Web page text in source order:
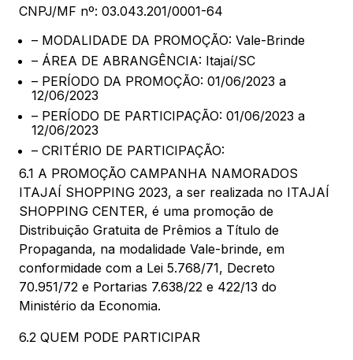
Vitrine virtual
CNPJ/MF nº: 03.043.201/0001-64
– MODALIDADE DA PROMOÇÃO: Vale-Brinde
– ÁREA DE ABRANGÊNCIA: Itajaí/SC
– PERÍODO DA PROMOÇÃO: 01/06/2023 a
12/06/2023
– PERÍODO DE PARTICIPAÇÃO: 01/06/2023 a
12/06/2023
– CRITÉRIO DE PARTICIPAÇÃO:
6.1 A PROMOÇÃO CAMPANHA NAMORADOS
ITAJAÍ SHOPPING 2023, a ser realizada no ITAJAÍ
SHOPPING CENTER, é uma promoção de
Distribuição Gratuita de Prêmios a Título de
Propaganda, na modalidade Vale-brinde, em
conformidade com a Lei 5.768/71, Decreto
70.951/72 e Portarias 7.638/22 e 422/13 do
Ministério da Economia.
6.2 QUEM PODE PARTICIPAR